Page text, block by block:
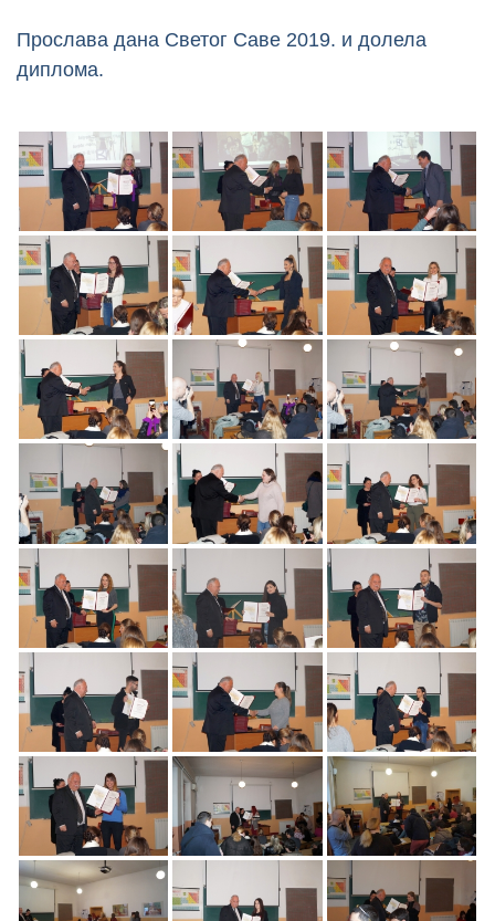
Прослава дана Светог Саве 2019. и долела
диплома.